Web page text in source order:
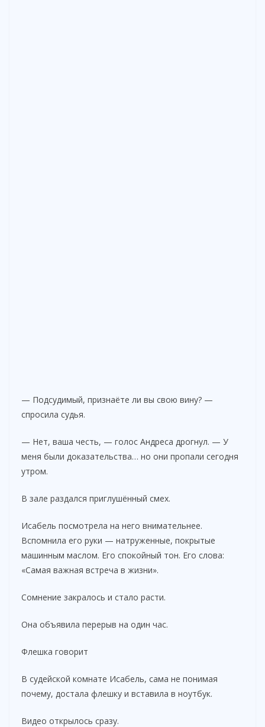
— Подсудимый, признаёте ли вы свою вину? —
спросила судья.
— Нет, ваша честь, — голос Андреса дрогнул. — У
меня были доказательства… но они пропали сегодня
утром.
В зале раздался приглушённый смех.
Исабель посмотрела на него внимательнее.
Вспомнила его руки — натруженные, покрытые
машинным маслом. Его спокойный тон. Его слова:
«Самая важная встреча в жизни».
Сомнение закралось и стало расти.
Она объявила перерыв на один час.
Флешка говорит
В судейской комнате Исабель, сама не понимая
почему, достала флешку и вставила в ноутбук.
Видео открылось сразу.